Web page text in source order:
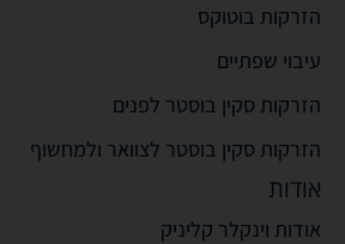
הזרקות בוטוקס
עיבוי שפתיים
הזרקות סקין בוסטר לפנים
הזרקות סקין בוסטר לצוואר ולמחשוף
אודות
אודות וינקלר קליניק